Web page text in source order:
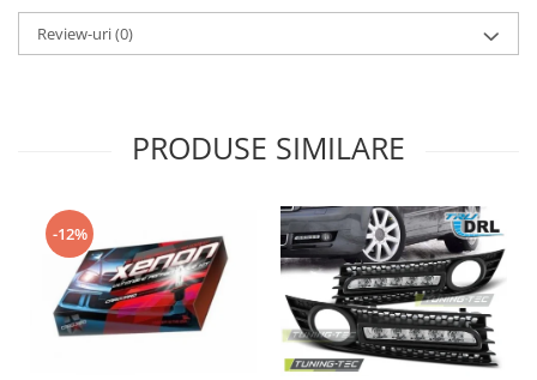
Stopuri
Tuning motor
Review-uri(0)
PRODUSE SIMILARE
-12%